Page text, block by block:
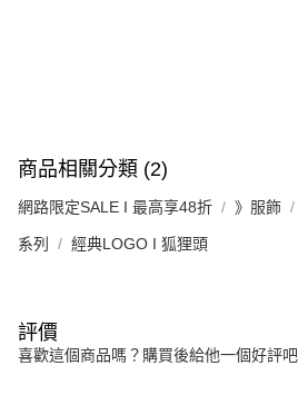
商品相關分類 (2)
網路限定SALE I 最高享48折 》服飾
系列 經典LOGO I 狐狸頭
評價
喜歡這個商品嗎？購買後給他一個好評吧